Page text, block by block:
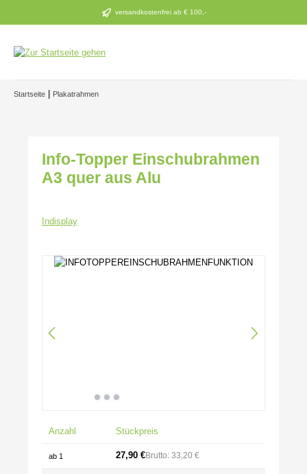
Zum Hauptinhalt springen versandkostenfrei ab € 100,-
Startseite Plakatrahmen
Info-Topper Einschubrahmen
A3 quer aus Alu
Indisplay
Bildergalerie überspringen
Anzahl Stückpreis
ab 1 27,90 €Brutto: 33,20 €